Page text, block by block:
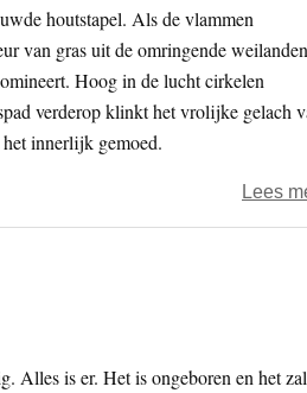
houtstapel. Als de vlammen
van gras uit de omringende
Hoog in de lucht cirkelen
verderop klinkt het vrolijke gelach
innerlijk gemoed.
Lees
Alles is er. Het is ongeboren en het zal